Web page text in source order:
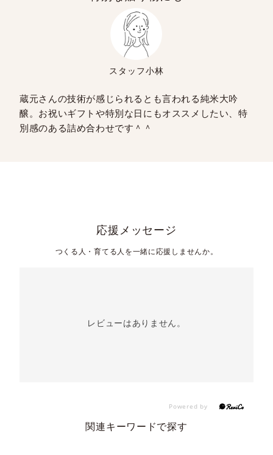
スタッフ小林
蔵元さんの技術が感じられるとも言われる純米大吟
醸。お祝いギフトや特別な日にもオススメしたい、特
別感のある詰め合わせです＾＾
応援メッセージ
つくる人・育てる人を一緒に応援しませんか。
レビューはありません。
関連キーワードで探す